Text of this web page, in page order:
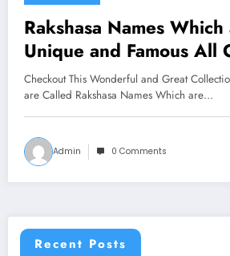
Rakshasa Names
Unique and Famous All
Worlds
Checkout This Wonderful and Great
are Called Rakshasa Names Which are…
Admin 0 Comments
Recent Posts